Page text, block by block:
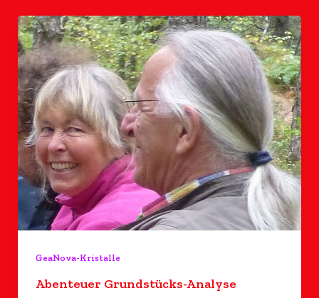
GeaNova-Kristalle
Abenteuer Grundstücks-Analyse